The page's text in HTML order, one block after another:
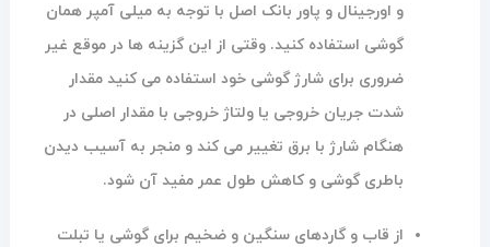
و اورجینال و پاور بانک اصل با توجه به میلی آمپر همان
گوشی استفاده کنید. وقتی از این گزینه ها در موقع غیر
ضروری برای شارژ گوشی خود استفاده می کنید مقدار
شدت جریان خروجی یا ولتاژ خروجی با مقدار اصلی در
هنگام شارژ با برق تغییر می کند و منجر به آسیب دیدن
باطری گوشی و کاهش طول عمر مفید آن شود.
از قاب و گاردهای سنگین و ضخیم برای گوشی یا تبلت